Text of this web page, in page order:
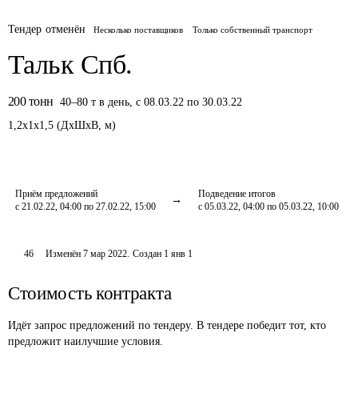
Тендер отменён Несколько поставщиков Только собственный транспорт
Тальк Спб.
200 тонн 40–80 т в день, с 08.03.22 по 30.03.22
1,2x1x1,5 (ДxШxВ, м)
Приём предложений
с 21.02.22, 04:00 по 27.02.22, 15:00
Подведение итогов
с 05.03.22, 04:00 по 05.03.22, 10:00
46 Изменён7 мар 2022. Создан 1 янв 1
Стоимость контракта
Идёт запрос предложений по тендеру. В тендере победит тот, кто
предложит наилучшие условия.